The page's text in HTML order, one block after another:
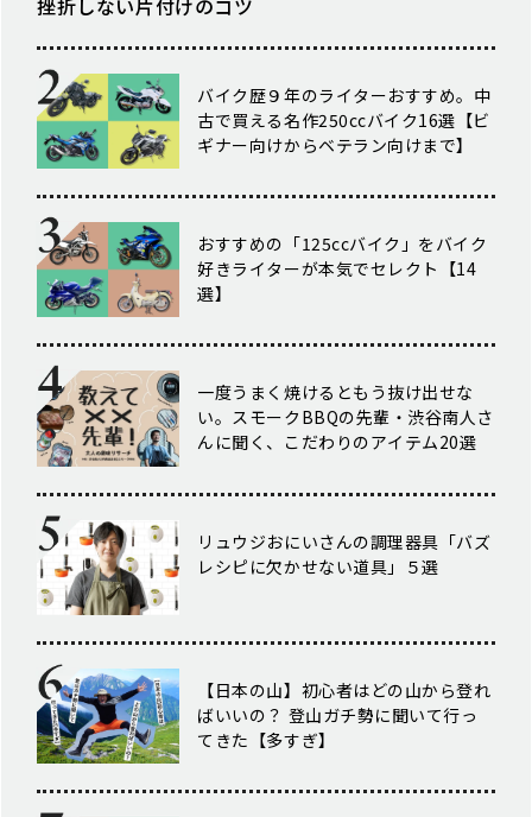
バイク歴９年のライターおすすめ。中
古で買える名作250ccバイク16選【ビ
ギナー向けからベテラン向けまで】
おすすめの「125ccバイク」をバイク
好きライターが本気でセレクト【14
選】
一度うまく焼けるともう抜け出せな
い。スモークBBQの先輩・渋谷南人さ
んに聞く、こだわりのアイテム20選
リュウジおにいさんの調理器具「バズ
レシピに欠かせない道具」５選
【日本の山】初心者はどの山から登れ
ばいいの？ 登山ガチ勢に聞いて行っ
てきた【多すぎ】